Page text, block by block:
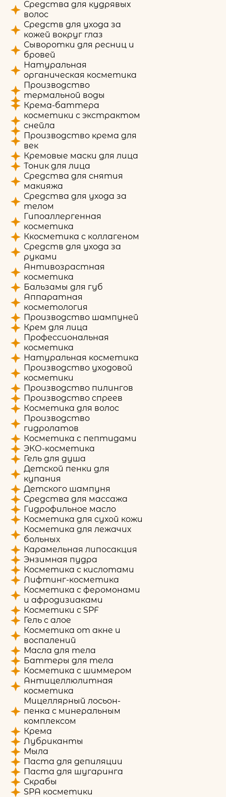
Средства для кудрявых
волос
Средств для ухода за
кожей вокруг глаз
Сыворотки для ресниц и
бровей
Натуральная
органическая косметика
Производство
термальной воды
Крема-баттера
косметики с экстрактом
снейла
Производство крема для
век
Кремовые маски для лица
Тоник для лица
Средства для снятия
макияжа
Средства для ухода за
телом
Гипоаллергенная
косметика
Ккосметика с коллагеном
Средств для ухода за
руками
Антивозрастная
косметика
Бальзамы для губ
Аппаратная
косметология
Производство шампуней
Крем для лица
Профессиональная
косметика
Натуральная косметика
Производство уходовой
косметики
Производство пилингов
Производство спреев
Косметика для волос
Производство
гидролатов
Косметика с пептидами
ЭКО-косметика
Гель для душа
Детской пенки для
купания
Детского шампуня
Средства для массажа
Гидрофильное масло
Косметика для сухой кожи
Косметика для лежачих
больных
Карамельная липосакция
Энзимная пудра
Косметика с кислотами
Лифтинг-косметика
Косметика с феромонами
и афродизиаками
Косметики с SPF
Гель с алое
Косметика от акне и
воспалений
Масла для тела
Баттеры для тела
Косметика с шиммером
Антицеллюлитная
косметика
Мицеллярный лосьон-
пенка с минеральным
комплексом
Крема
Лубриканты
Мыла
Паста для депиляции
Паста для шугаринга
Скрабы
SPA косметики